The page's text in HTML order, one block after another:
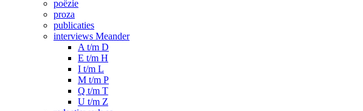
poëzie
proza
publicaties
interviews Meander
A t/m D
E t/m H
I t/m L
M t/m P
Q t/m T
U t/m Z